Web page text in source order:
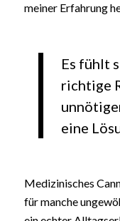
meiner Erfahrung
Es fühlt
richtige
eine
Medizinisches
für manche